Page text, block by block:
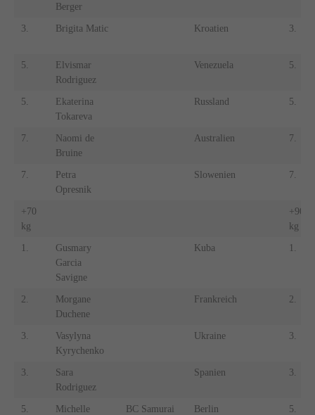
Berger
3. Brigita Matic Kroatien 3.
5.
Elvismar
Rodriguez
Venezuela 5.
5.
Ekaterina
Tokareva
Russland 5.
7.
Naomi de
Bruine
Australien 7.
7.
Petra
Opresnik
Slowenien 7.
+70
kg
+90
kg
1.
Gusmary
Garcia
Savigne
Kuba 1.
2.
Morgane
Duchene
Frankreich 2.
3.
Vasylyna
Kyrychenko
Ukraine 3.
3.
Sara
Rodriguez
Spanien 3.
5.
Michelle
BC Samurai
Berlin 5.